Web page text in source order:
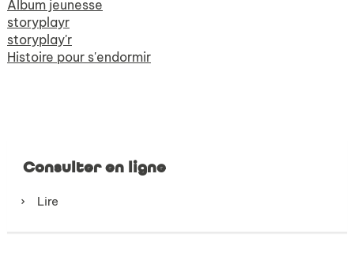
Album jeunesse
storyplayr
storyplay'r
Histoire pour s'endormir
Consulter en ligne
Lire